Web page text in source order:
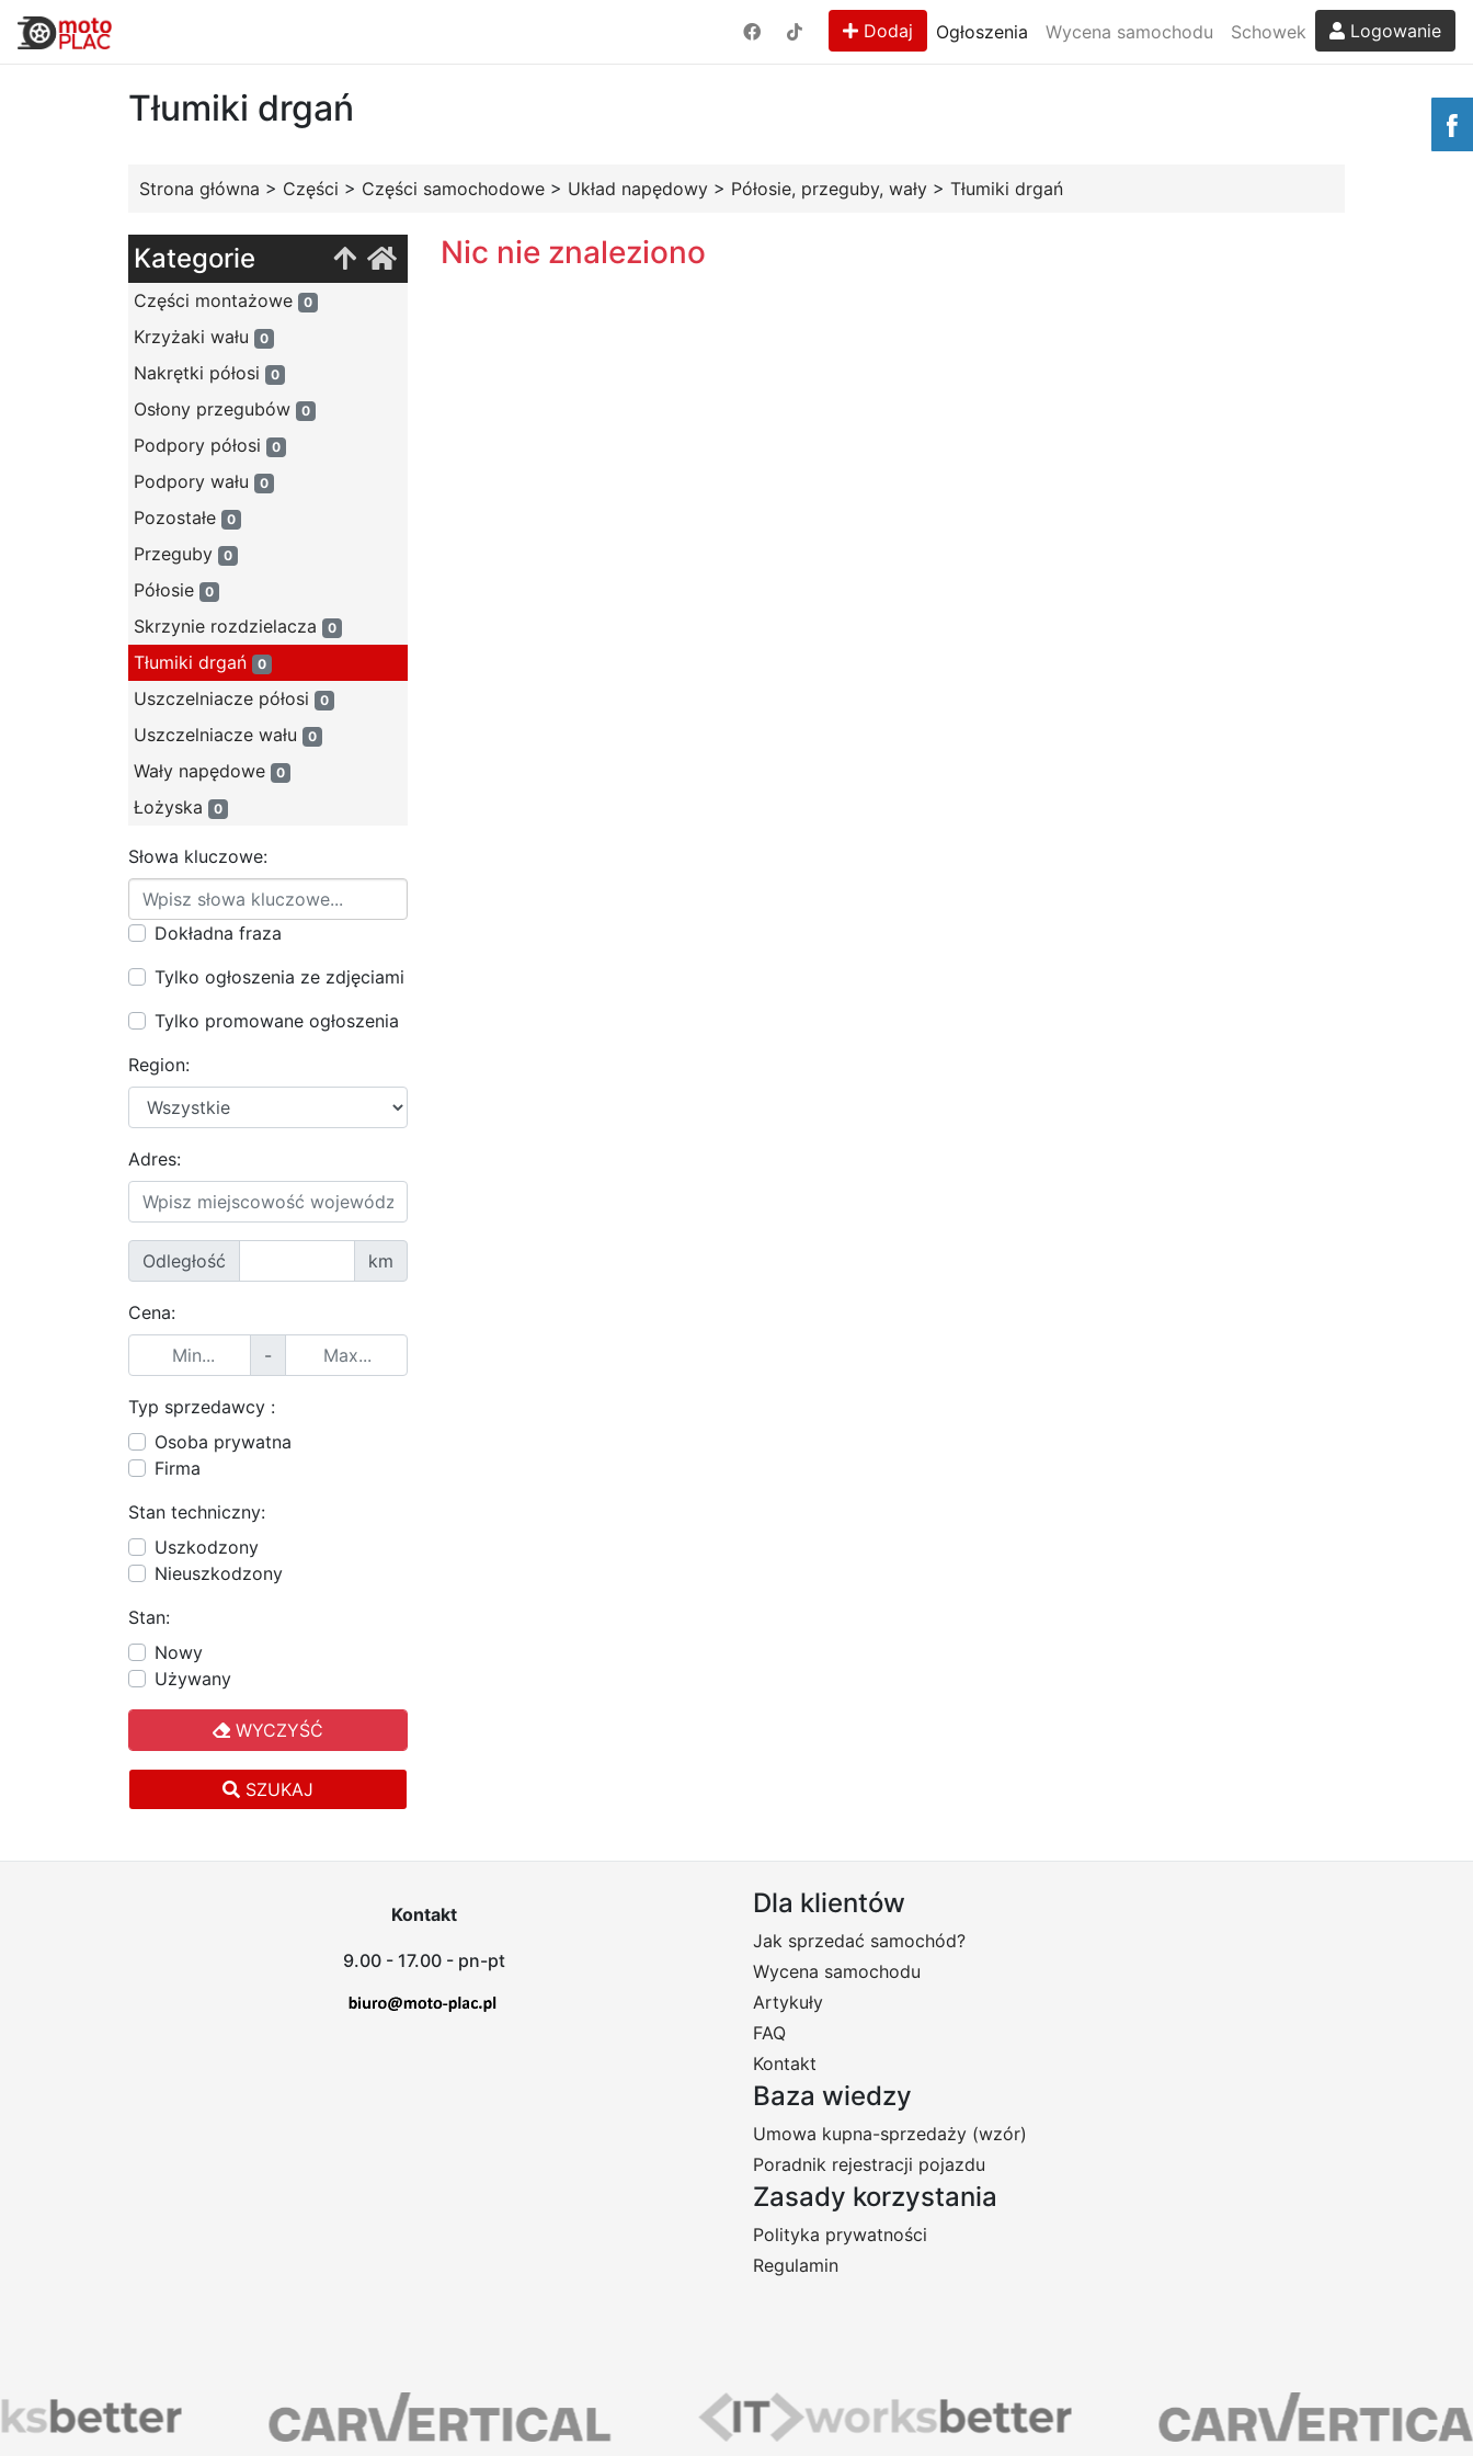
Dodaj Ogłoszenia Wycena samochodu Schowek Logowanie
Tłumiki drgań
Strona główna > Części > Części samochodowe > Układ napędowy > Półosie, przeguby, wały > Tłumiki drgań
Kategorie
Części montażowe 0
Krzyżaki wału 0
Nakrętki półosi 0
Osłony przegubów 0
Podpory półosi 0
Podpory wału 0
Pozostałe 0
Przeguby 0
Półosie 0
Skrzynie rozdzielacza 0
Tłumiki drgań 0
Uszczelniacze półosi 0
Uszczelniacze wału 0
Wały napędowe 0
Łożyska 0
Słowa kluczowe:
Dokładna fraza
Tylko ogłoszenia ze zdjęciami
Tylko promowane ogłoszenia
Region:
Adres:
Odległość km
Cena:
-
Typ sprzedawcy :
Osoba prywatna
Firma
Stan techniczny:
Uszkodzony
Nieuszkodzony
Stan:
Nowy
Używany
WYCZYŚĆ
SZUKAJ
Nic nie znaleziono
Kontakt
9.00 - 17.00 - pn-pt
Dla klientów
Jak sprzedać samochód?
Wycena samochodu
Artykuły
FAQ
Kontakt
Baza wiedzy
Umowa kupna-sprzedaży (wzór)
Poradnik rejestracji pojazdu
Zasady korzystania
Polityka prywatności
Regulamin